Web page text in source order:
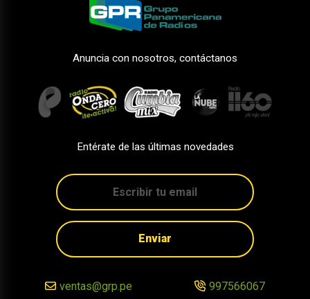
Anuncia con nosotros, contáctanos
Entérate de las últimas novedades
Enviar
ventas@grp.pe 997566067